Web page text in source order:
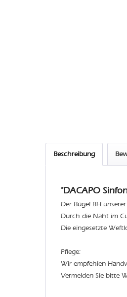
Beschreibung
"DACAPO
Der Bügel BH
Durch die Naht im
Die eingesetzte
Pflege:
Wir empfehlen
Vermeiden Sie bitte